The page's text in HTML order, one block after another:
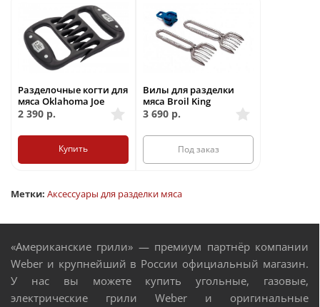
Разделочные когти для
мяса Oklahoma Joe
2 390 р.
Купить
Вилы для разделки
мяса Broil King
3 690 р.
Под заказ
Метки: Аксессуары для разделки мяса
«Американские грили» — премиум партнёр компании
Weber и крупнейший в России официальный магазин.
У нас вы можете купить угольные, газовые,
электрические грили Weber и оригинальные